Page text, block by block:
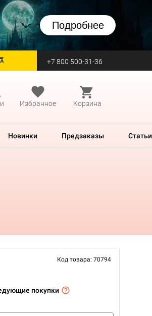
Подробнее
перейти на Zvezda +7 800 500-31-36
Избранное Корзина
Новинки Предзаказы Статьи
Код товара: 70794
покупки